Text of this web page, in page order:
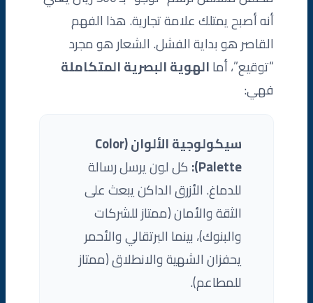
أنه أصبح يمتلك علامة تجارية. هذا الفهم
القاصر هو بداية الفشل. الشعار هو مجرد
“توقيع”، أماالهوية البصرية المتكاملة
فهي:
سيكولوجية الألوان (Color
Palette): كل لون يرسل رسالة
للدماغ. الأزرق الداكن يبعث على
الثقة والأمان (ممتاز للشركات
والبنوك)، بينما البرتقالي والأحمر
يحفزان الشهية والانطلاق (ممتاز
للمطاعم).